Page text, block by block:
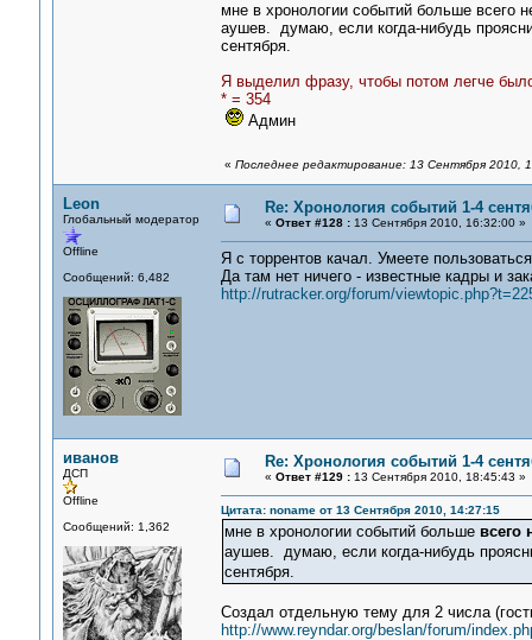
мне в хронологии событий больше всего
аушев. думаю, если когда-нибудь
сентября.
Я выделил фразу, чтобы потом легче
* = 354
Админ
« Последнее редактирование: 13 Сентября 2010,
Leon
Глобальный модератор
Offline
Сообщений: 6,482
Re: Хронология событий 1-4
« Ответ #128 :13 Сентября 2010, 16:32:00 »
Я с торрентов качал. Умеете
Да там нет ничего - известные кадры и
http://rutracker.org/forum/
иванов
ДСП
Offline
Сообщений: 1,362
Re: Хронология событий 1-4
« Ответ #129 :13 Сентября 2010, 18:45:43 »
Цитата: noname от 13 Сентября 2010, 14:27:15
мне в хронологии событий больше всего
аушев. думаю, если когда-нибудь
сентября.
Создал отдельную тему для 2 числа
http://www.reyndar.org/beslan/forum/